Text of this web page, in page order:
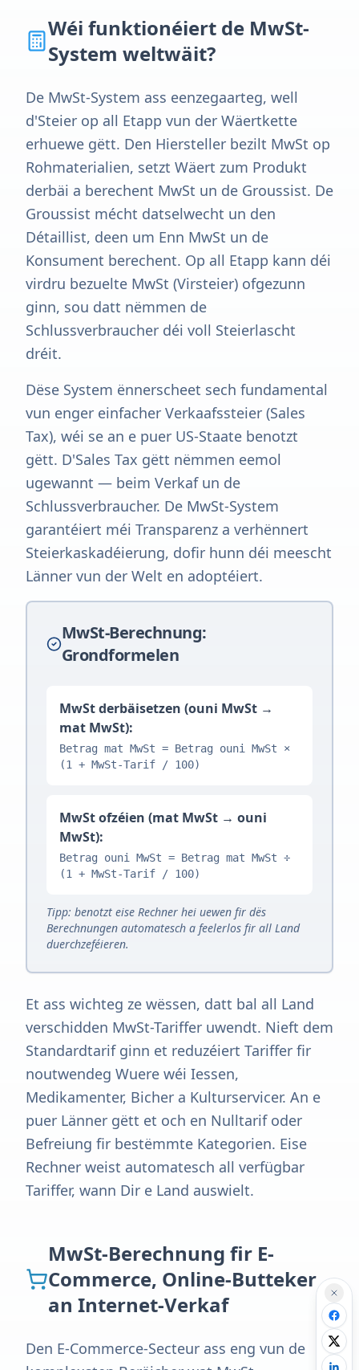
Wéi funktionéiert de MwSt-
System weltwäit?
De MwSt-System ass eenzegaarteg, well
d'Steier op all Etapp vun der Wäertkette
erhuewe gëtt. Den Hiersteller bezilt MwSt op
Rohmaterialien, setzt Wäert zum Produkt
derbäi a berechent MwSt un de Groussist. De
Groussist mécht datselwecht un den
Détaillist, deen um Enn MwSt un de
Konsument berechent. Op all Etapp kann déi
virdru bezuelte MwSt (Virsteier) ofgezunn
ginn, sou datt nëmmen de
Schlussverbraucher déi voll Steierlascht
dréit.
Dëse System ënnerscheet sech fundamental
vun enger einfacher Verkaafssteier (Sales
Tax), wéi se an e puer US-Staate benotzt
gëtt. D'Sales Tax gëtt nëmmen eemol
ugewannt — beim Verkaf un de
Schlussverbraucher. De MwSt-System
garantéiert méi Transparenz a verhënnert
Steierkaskadéierung, dofir hunn déi meescht
Länner vun der Welt en adoptéiert.
MwSt-Berechnung:
Grondformelen
MwSt derbäisetzen (ouni MwSt →
mat MwSt):
Betrag mat MwSt = Betrag ouni MwSt ×
(1 + MwSt-Tarif / 100)
MwSt ofzéien (mat MwSt → ouni
MwSt):
Betrag ouni MwSt = Betrag mat MwSt ÷
(1 + MwSt-Tarif / 100)
Tipp: benotzt eise Rechner hei uewen fir dës
Berechnungen automatesch a feelerlos fir all Land
duerchzeféieren.
Et ass wichteg ze wëssen, datt bal all Land
verschidden MwSt-Tariffer uwendt. Nieft dem
Standardtarif ginn et reduzéiert Tariffer fir
noutwendeg Wuere wéi Iessen,
Medikamenter, Bicher a Kulturservicer. An e
puer Länner gëtt et och en Nulltarif oder
Befreiung fir bestëmmte Kategorien. Eise
Rechner weist automatesch all verfügbar
Tariffer, wann Dir e Land auswielt.
MwSt-Berechnung fir E-
Commerce, Online-Butteker
an Internet-Verkaf
Den E-Commerce-Secteur ass eng vun de